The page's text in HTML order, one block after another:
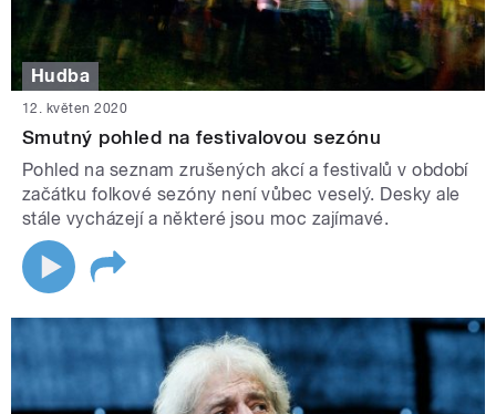
Hudba
12. květen 2020
Smutný pohled na festivalovou sezónu
Pohled na seznam zrušených akcí a festivalů v období
začátku folkové sezóny není vůbec veselý. Desky ale
stále vycházejí a některé jsou moc zajímavé.